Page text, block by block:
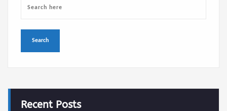
Recent Posts